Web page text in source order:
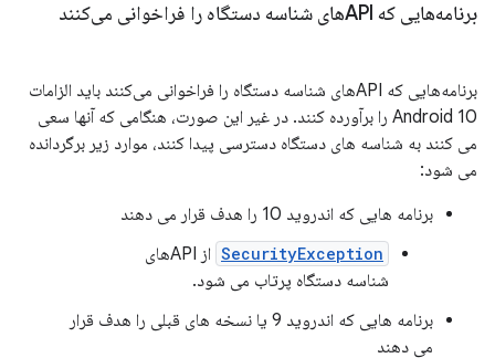
برنامه‌هایی که APIهای شناسه دستگاه را فراخوانی می‌کنند
برنامه‌هایی که APIهای شناسه دستگاه را فراخوانی می‌کنند باید الزامات
Android 10 را برآورده کنند. در غیر این صورت، هنگامی که آنها سعی
می کنند به شناسه های دستگاه دسترسی پیدا کنند، موارد زیر برگردانده
می شود:
برنامه هایی که اندروید 10 را هدف قرار می دهند
SecurityException
از APIهای
شناسه دستگاه پرتاب می شود.
برنامه هایی که اندروید 9 یا نسخه های قبلی را هدف قرار
می دهند